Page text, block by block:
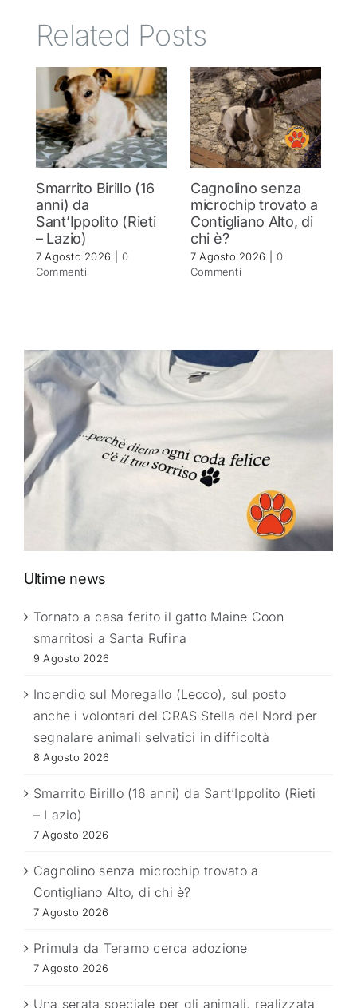
Related Posts
Smarrito Birillo (16
anni) da
Sant’Ippolito (Rieti
– Lazio)
7 Agosto 2026
0
Commenti
Cagnolino senza
microchip trovato a
Contigliano Alto, di
chi è?
7 Agosto 2026
0
Commenti
Ultime news
Tornato a casa ferito il gatto Maine Coon
smarritosi a Santa Rufina
9 Agosto 2026
Incendio sul Moregallo (Lecco), sul posto
anche i volontari del CRAS Stella del Nord per
segnalare animali selvatici in difficoltà
8 Agosto 2026
Smarrito Birillo (16 anni) da Sant’Ippolito (Rieti
– Lazio)
7 Agosto 2026
Cagnolino senza microchip trovato a
Contigliano Alto, di chi è?
7 Agosto 2026
Primula da Teramo cerca adozione
7 Agosto 2026
Una serata speciale per gli animali, realizzata